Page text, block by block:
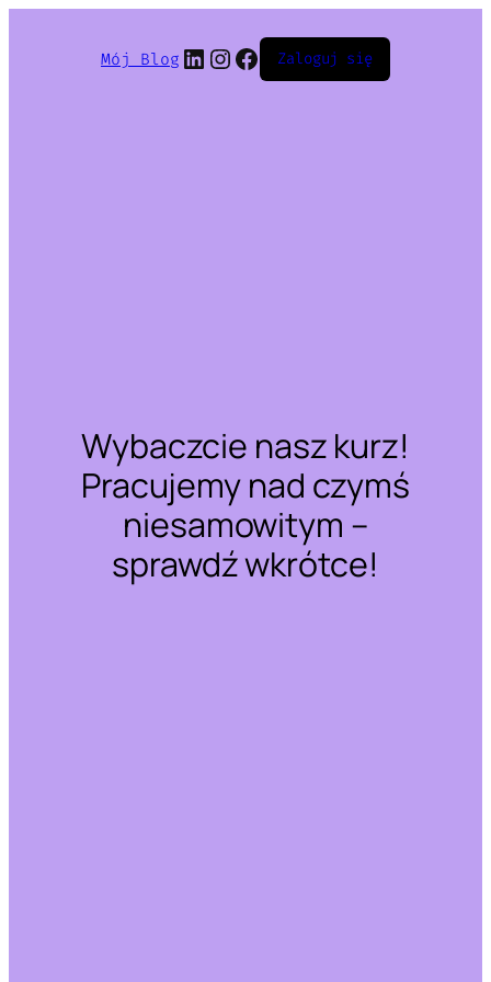
Mój Blog LinkedIn
Instagram
Facebook
Zaloguj się
Wybaczcie nasz kurz!
Pracujemy nad czymś
niesamowitym –
sprawdź wkrótce!